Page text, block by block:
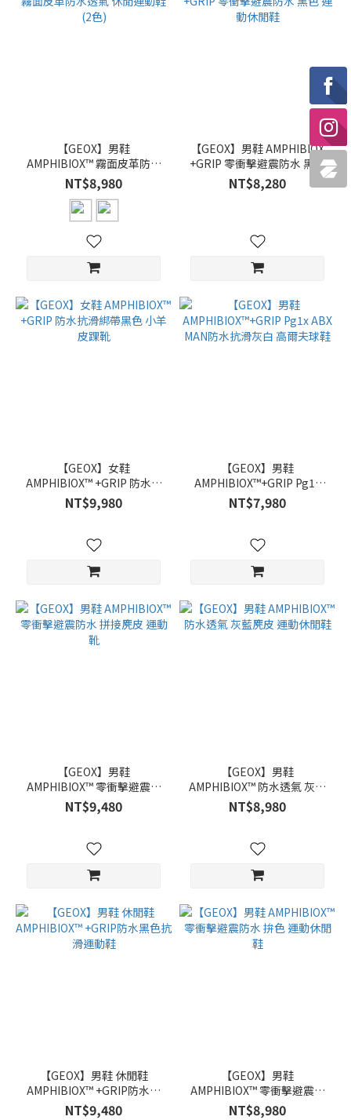
【GEOX】男鞋
AMPHIBIOX™ 霧面皮革防水
透氣 休閒運動鞋 (2色)
NT$8,980
【GEOX】男鞋 AMPHIBIOX
+GRIP 零衝擊避震防水 黑色
運動休閒鞋
NT$8,280
【GEOX】女鞋
AMPHIBIOX™ +GRIP 防水抗
滑綁帶黑色 小羊皮踝靴
NT$9,980
【GEOX】男鞋
AMPHIBIOX™+GRIP Pg1x
ABX MAN防水抗滑灰白 高爾
夫球鞋
NT$7,980
【GEOX】男鞋
AMPHIBIOX™ 零衝擊避震防
水 拼接麂皮 運動靴
NT$9,480
【GEOX】男鞋
AMPHIBIOX™ 防水透氣 灰藍
麂皮 運動休閒鞋
NT$8,980
【GEOX】男鞋 休閒鞋
AMPHIBIOX™ +GRIP防水黑
色抗滑運動鞋
NT$9,480
【GEOX】男鞋
AMPHIBIOX™ 零衝擊避震防
水 拚色 運動休閒鞋
NT$8,980